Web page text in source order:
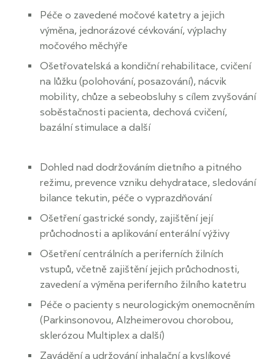
Péče o zavedené močové katetry a jejich
výměna, jednorázové cévkování, výplachy
močového měchýře
Ošetřovatelská a kondiční rehabilitace, cvičení
na lůžku (polohování, posazování), nácvik
mobility, chůze a sebeobsluhy s cílem zvyšování
soběstačnosti pacienta, dechová cvičení,
bazální stimulace a další
Dohled nad dodržováním dietního a pitného
režimu, prevence vzniku dehydratace, sledování
bilance tekutin, péče o vyprazdňování
Ošetření gastrické sondy, zajištění její
průchodnosti a aplikování enterální výživy
Ošetření centrálních a periferních žilních
vstupů, včetně zajištění jejich průchodnosti,
zavedení a výměna periferního žilního katetru
Péče o pacienty s neurologickým onemocněním
(Parkinsonovou, Alzheimerovou chorobou,
sklerózou Multiplex a další)
Zavádění a udržování inhalační a kyslíkové